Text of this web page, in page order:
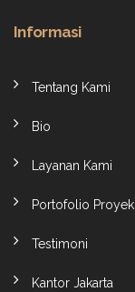
Informasi
Tentang Kami
Bio
Layanan Kami
Portofolio Proyek
Testimoni
Kantor Jakarta